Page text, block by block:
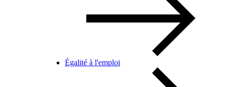
Égalité à l'emploi